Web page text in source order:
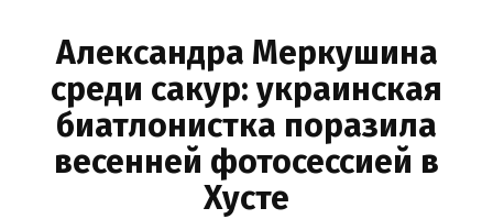
Александра Меркушина
среди сакур: украинская
биатлонистка поразила
весенней фотосессией в
Хусте